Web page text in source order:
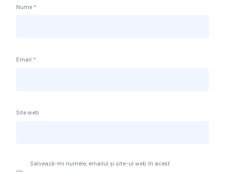
Nume *
Email *
Site web
Salvează-mi numele, emailul și site-ul web în acest